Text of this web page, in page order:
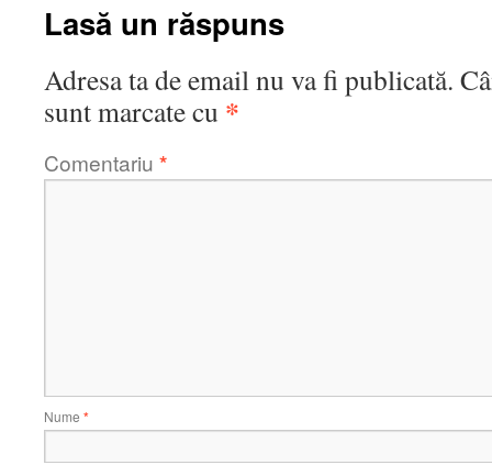
Lasă un răspuns
Adresa ta de email nu va fi publicată.
sunt marcate cu *
Comentariu *
Nume *